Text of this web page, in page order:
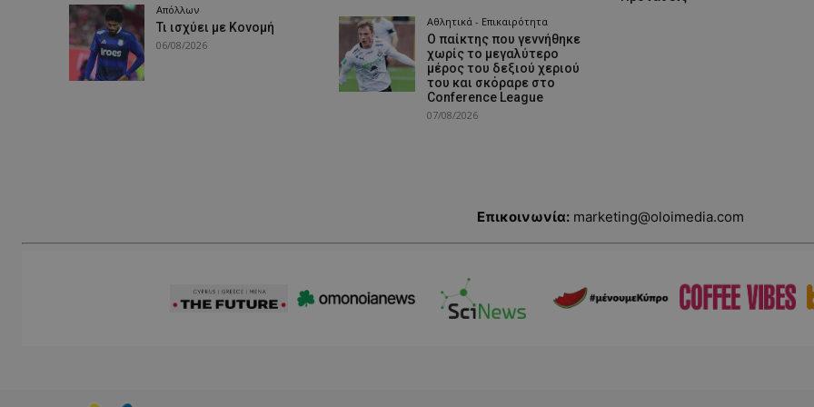
Απόλλων
Τι ισχύει με Κονομή
06/08/2026
Αθλητικά - Επικαιρότητα
Ο παίκτης που γεννήθηκε
χωρίς το μεγαλύτερο
μέρος του δεξιού χεριού
του και σκόραρε στο
Conference League
07/08/2026
Επικοινωνία: marketing@oloimedia.com